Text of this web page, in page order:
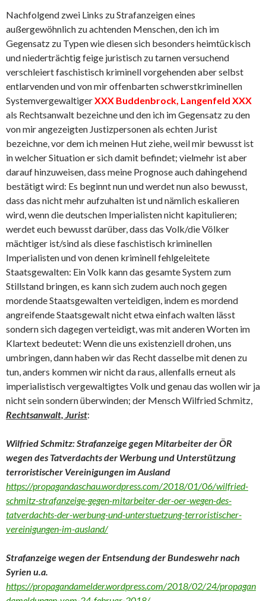
Nachfolgend zwei Links zu Strafanzeigen eines
außergewöhnlich zu achtenden Menschen, den ich im
Gegensatz zu Typen wie diesen sich besonders heimtückisch
und niederträchtig feige juristisch zu tarnen versuchend
verschleiert faschistisch kriminell vorgehenden aber selbst
entlarvenden und von mir offenbarten schwerstkriminellen
SystemvergewaltigerXXX Buddenbrock, Langenfeld XXX
als Rechtsanwalt bezeichne und den ich im Gegensatz zu den
von mir angezeigten Justizpersonen als echten Jurist
bezeichne, vor dem ich meinen Hut ziehe, weil mir bewusst ist
in welcher Situation er sich damit befindet; vielmehr ist aber
darauf hinzuweisen, dass meine Prognose auch dahingehend
bestätigt wird: Es beginnt nun und werdet nun also bewusst,
dass das nicht mehr aufzuhalten ist und nämlich eskalieren
wird, wenn die deutschen Imperialisten nicht kapitulieren;
werdet euch bewusst darüber, dass das Volk/die Völker
mächtiger ist/sind als diese faschistisch kriminellen
Imperialisten und von denen kriminell fehlgeleitete
Staatsgewalten: Ein Volk kann das gesamte System zum
Stillstand bringen, es kann sich zudem auch noch gegen
mordende Staatsgewalten verteidigen, indem es mordend
angreifende Staatsgewalt nicht etwa einfach walten lässt
sondern sich dagegen verteidigt, was mit anderen Worten im
Klartext bedeutet: Wenn die uns existenziell drohen, uns
umbringen, dann haben wir das Recht dasselbe mit denen zu
tun, anders kommen wir nicht da raus, allenfalls erneut als
imperialistisch vergewaltigtes Volk und genau das wollen wir ja
nicht sein sondern überwinden; der Mensch Wilfried Schmitz,
Rechtsanwalt, Jurist:
Wilfried Schmitz: Strafanzeige gegen Mitarbeiter der ÖR
wegen des Tatverdachts der Werbung und Unterstützung
terroristischer Vereinigungen im Ausland
https://propagandaschau.wordpress.com/2018/01/06/wilfried-
schmitz-strafanzeige-gegen-mitarbeiter-der-oer-wegen-des-
tatverdachts-der-werbung-und-unterstuetzung-terroristischer-
vereinigungen-im-ausland/
Strafanzeige wegen der Entsendung der Bundeswehr nach
Syrien u.a.
https://propagandamelder.wordpress.com/2018/02/24/propagan